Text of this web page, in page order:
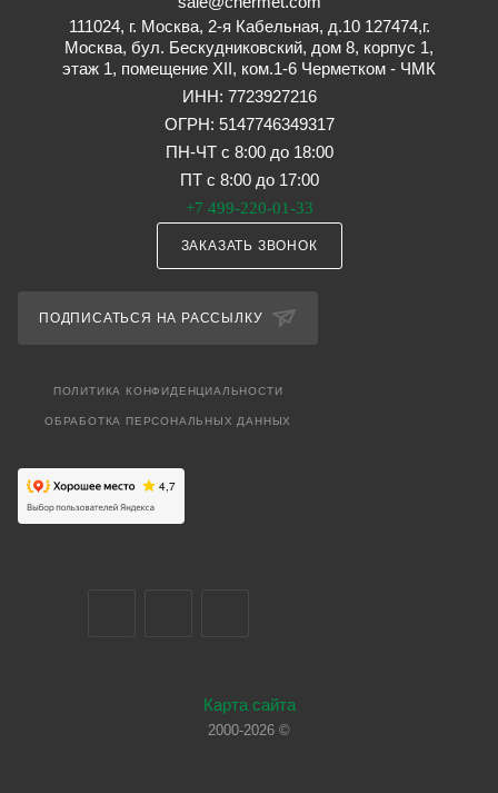
111024, г. Москва, 2-я Кабельная, д.10 127474,г.
Москва, бул. Бескудниковский, дом 8, корпус 1,
этаж 1, помещение XII, ком.1-6 Черметком - ЧМК
ИНН: 7723927216
ОГРН: 5147746349317
ПН-ЧТ с 8:00 до 18:00
ПТ с 8:00 до 17:00
+7 499-220-01-33
ЗАКАЗАТЬ ЗВОНОК
ПОДПИСАТЬСЯ НА РАССЫЛКУ
ПОЛИТИКА КОНФИДЕНЦИАЛЬНОСТИ
ОБРАБОТКА ПЕРСОНАЛЬНЫХ ДАННЫХ
Карта сайта
2000-2026 ©